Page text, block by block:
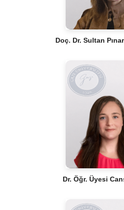
Doç. Dr. Sultan
Dr. Öğr. Üyesi